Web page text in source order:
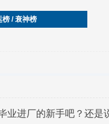
榜 / 衰神榜
业进厂的新手吧？还是